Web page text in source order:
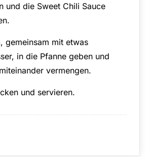
und die Sweet Chili Sauce
gemeinsam mit etwas
in die Pfanne geben und
vermengen.
und servieren.